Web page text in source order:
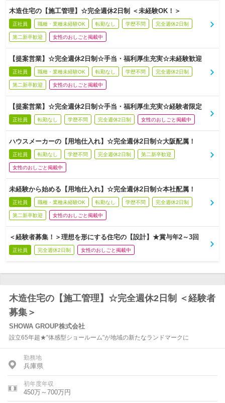
木造住宅の【施工管理】☆完全週休2日制 ＜未経験OK！＞
正社員 職種・業種未経験OK 転勤なし 学歴不問 完全週休2日制
第二新卒歓迎 女性のおしごと掲載中
【提案営業】☆完全週休2日制☆手当・福利厚生充実☆未経験歓迎
正社員 職種・業種未経験OK 転勤なし 学歴不問 完全週休2日制
第二新卒歓迎 女性のおしごと掲載中
【提案営業】☆完全週休2日制☆手当・福利厚生充実☆経験者限定
正社員 転勤なし 学歴不問 完全週休2日制 女性のおしごと掲載中
ハウスメーカーの【用地仕入れ】☆完全週休2日制☆大阪配属！
正社員 転勤なし 学歴不問 完全週休2日制 第二新卒歓迎
女性のおしごと掲載中
未経験から始める【用地仕入れ】☆完全週休2日制☆本社配属！
正社員 職種・業種未経験OK 転勤なし 学歴不問 完全週休2日制
第二新卒歓迎 女性のおしごと掲載中
＜経験者募集！＞理想を形にする住宅の【設計】★賞与年2～3回
正社員 完全週休2日制 女性のおしごと掲載中
木造住宅の【施工管理】☆完全週休2日制 ＜経験者
募集＞
SHOWA GROUP株式会社
設立65年超★"体感型ショールーム"が地域の新たなランドマークに
勤務地
兵庫県
初年度年収
450万～700万円